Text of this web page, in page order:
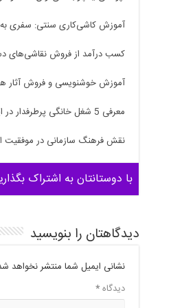
آموزش کاشی‌کاری سنتی: سفری به
کسب درآمد از فروش نقاشی‌های
آموزش خوشنویسی و فروش آثار
معرفی 5 شغل خانگی پرطرفدار در ایران
نقش فرهنگ سازمانی در موفقیت
با دوستانتان به اشتراک
دیدگاهتان را بنویسید
نشانی ایمیل شما منتشر نخواهد
دیدگاه*